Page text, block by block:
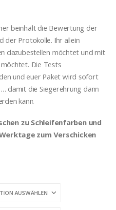
beinhält die Bewertung der
der Protokolle. Ihr allein
dazubestellen möchtet und mit
Die Tests
und euer Paket wird sofort
damit die Siegerehrung dann
kann.
zu Schleifenfarben und
zum Verschicken